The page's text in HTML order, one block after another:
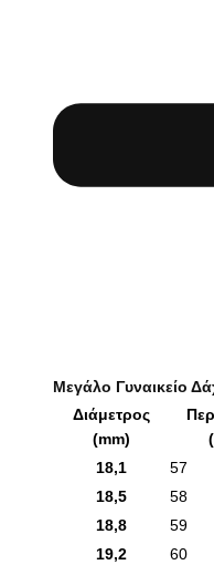
Μεγάλο Γυναικείο
Διάμετρος
(mm)
18,1
57
18,5
58
18,8
59
19,2
60